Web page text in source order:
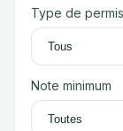
Type de permis
Note minimum